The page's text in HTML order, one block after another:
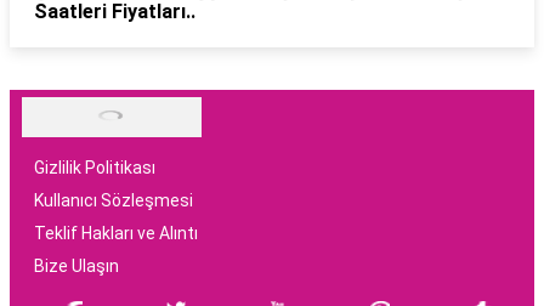
Saatleri Fiyatları..
Gizlilik Politikası
Kullanıcı Sözleşmesi
Teklif Hakları ve Alıntı
Bize Ulaşın